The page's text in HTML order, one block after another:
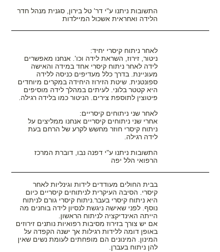
התשובות ניתנו ע"י דר' טל בירון, סגנית מנהל חדר
הלידה ואחראית אשכול המיילדות
לאחר ניתוח קיסרי יחיד:
ניטור, זירוז, השראת לידה וכו'. אנחנו מאפשרים
לידה לאחר ניתוח קיסרי אחד במידה והאישה
מעוניינת. בדרך כלל מעדיפים כניסה ללידה
ספונטנית. שיטת הזירוז היחידה במקרים מיוחדים
היא קטטר בלוני. לעיתים במהלך לידה מוסיפים
פיטוצין לתוספת צירים. הניטור כמו בלידה רגילה.
לאחר שני ניתוחים קיסריים:
אחרי שני ניתוחים קיסריים אנחנו ממליצים על
ניתוח קיסרי חוזר מחשש לקרע של הרחם בעת
לידה רגילה.
התשובות ניתנו ע"י דפנה נבו, דוברת המרכז
הרפואי הלל יפה
בבית החולים מעודדים לידות וגינליות לאחר
קיסרי. הסיבה העיקרית לניתוחים קיסריים כיום
היא ניתוח קיסרי בעבר.ניתוח קיסרי גורם לניתוח
נוסף. לפני שאישה ניגשת לנסיון לידה בוחנים מה
הייתה האינדיקציה לניתוח הראשון.
אם יש צורך בזירוז מסיבות רפואיות נותנים זירוזים
באופן דומה ללידות רגילות אך ישנה הקפדה על
המינון. המינונים הם מופחתים לעומת נשים שאין
להן ניתוח בעברן.